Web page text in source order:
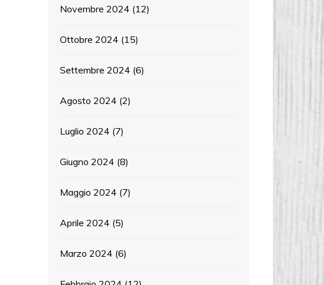
Novembre 2024 (12)
Ottobre 2024 (15)
Settembre 2024 (6)
Agosto 2024 (2)
Luglio 2024 (7)
Giugno 2024 (8)
Maggio 2024 (7)
Aprile 2024 (5)
Marzo 2024 (6)